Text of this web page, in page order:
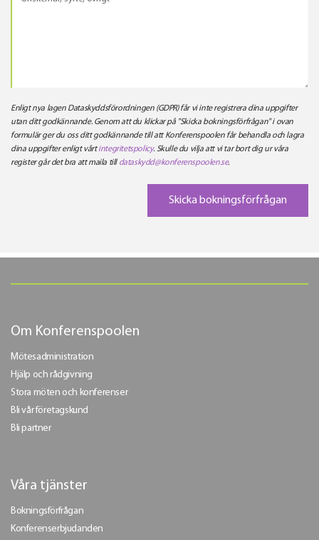
Enligt nya lagen Dataskyddsförordningen (GDPR) får vi inte registrera dina uppgifter
utan ditt godkännande. Genom att du klickar på "Skicka bokningsförfrågan" i ovan
formulär ger du oss ditt godkännande till att Konferenspoolen får behandla och lagra
dina uppgifter enligt vårtintegritetspolicy. Skulle du vilja att vi tar bort dig ur våra
register går det bra att maila till dataskydd@konferenspoolen.se.
Om Konferenspoolen
Mötesadministration
Hjälp och rådgivning
Stora möten och konferenser
Bli vår företagskund
Bli partner
Våra tjänster
Bokningsförfrågan
Konferenserbjudanden